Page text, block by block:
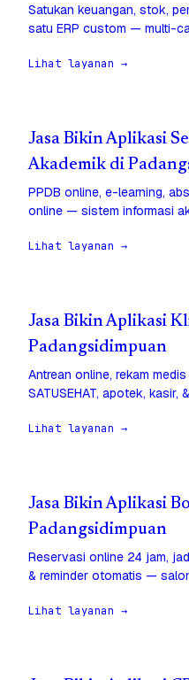
Satukan keuangan, stok,
satu ERP custom — multi-
Lihat layanan →
Jasa Bikin Aplikasi
Akademik di
PPDB online, e-learning,
online — sistem informasi
Lihat layanan →
Jasa Bikin Aplikasi
Padangsidimpuan
Antrean online, rekam
SATUSEHAT, apotek,
Lihat layanan →
Jasa Bikin Aplikasi
Padangsidimpuan
Reservasi online 24 jam,
& reminder otomatis —
Lihat layanan →